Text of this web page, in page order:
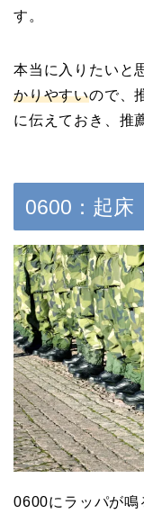
す。
本当に入りたいと
かりやすいので、
に伝えておき、推
0600：起床
0600にラッパが鳴